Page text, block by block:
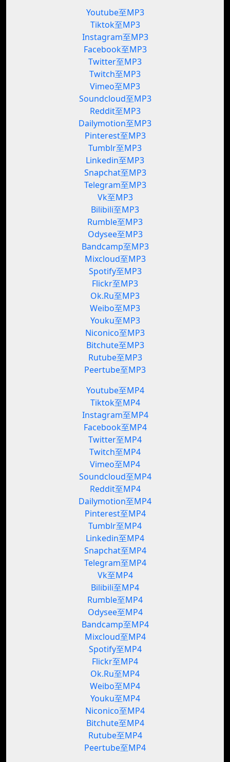
Youtube至MP3
Tiktok至MP3
Instagram至MP3
Facebook至MP3
Twitter至MP3
Twitch至MP3
Vimeo至MP3
Soundcloud至MP3
Reddit至MP3
Dailymotion至MP3
Pinterest至MP3
Tumblr至MP3
Linkedin至MP3
Snapchat至MP3
Telegram至MP3
Vk至MP3
Bilibili至MP3
Rumble至MP3
Odysee至MP3
Bandcamp至MP3
Mixcloud至MP3
Spotify至MP3
Flickr至MP3
Ok.Ru至MP3
Weibo至MP3
Youku至MP3
Niconico至MP3
Bitchute至MP3
Rutube至MP3
Peertube至MP3
Youtube至MP4
Tiktok至MP4
Instagram至MP4
Facebook至MP4
Twitter至MP4
Twitch至MP4
Vimeo至MP4
Soundcloud至MP4
Reddit至MP4
Dailymotion至MP4
Pinterest至MP4
Tumblr至MP4
Linkedin至MP4
Snapchat至MP4
Telegram至MP4
Vk至MP4
Bilibili至MP4
Rumble至MP4
Odysee至MP4
Bandcamp至MP4
Mixcloud至MP4
Spotify至MP4
Flickr至MP4
Ok.Ru至MP4
Weibo至MP4
Youku至MP4
Niconico至MP4
Bitchute至MP4
Rutube至MP4
Peertube至MP4